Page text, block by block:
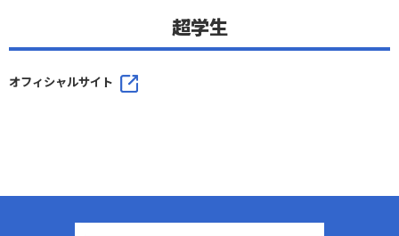
超学生
オフィシャルサイト